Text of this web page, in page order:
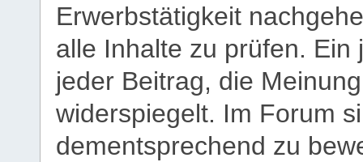
Erwerbstätigkeit
alle Inhalte zu prüfen.
jeder Beitrag, die
widerspiegelt. Im Forum
dementsprechend zu